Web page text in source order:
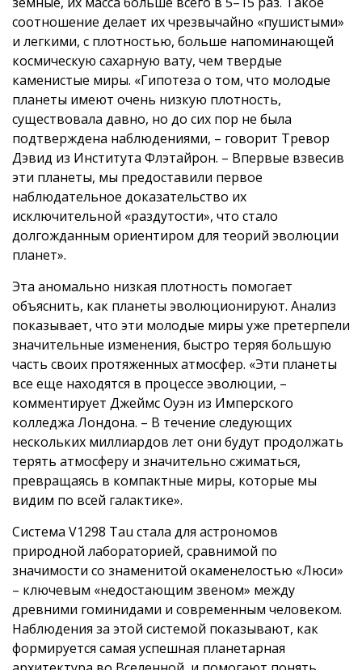
соотношение делает их чрезвычайно «пушистыми»
и легкими, с плотностью, больше напоминающей
космическую сахарную вату, чем твердые
каменистые миры. «Гипотеза о том, что молодые
планеты имеют очень низкую плотность,
существовала давно, но до сих пор не была
подтверждена наблюдениями, – говорит Тревор
Дэвид из Института Флэтайрон. – Впервые взвесив
эти планеты, мы предоставили первое
наблюдательное доказательство их
исключительной «раздутости», что стало
долгожданным ориентиром для теорий эволюции
планет».
Эта аномально низкая плотность помогает
объяснить, как планеты эволюционируют. Анализ
показывает, что эти молодые миры уже претерпели
значительные изменения, быстро теряя большую
часть своих протяженных атмосфер. «Эти планеты
все еще находятся в процессе эволюции, –
комментирует Джеймс Оуэн из Имперского
колледжа Лондона. – В течение следующих
нескольких миллиардов лет они будут продолжать
терять атмосферу и значительно сжиматься,
превращаясь в компактные миры, которые мы
видим по всей галактике».
Система V1298 Tau стала для астрономов
природной лабораторией, сравнимой по
значимости со знаменитой окаменелостью «Люси»
– ключевым «недостающим звеном» между
древними гоминидами и современным человеком.
Наблюдения за этой системой показывают, как
формируется самая успешная планетарная